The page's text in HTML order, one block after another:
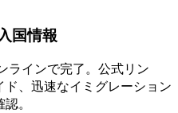
国情報
ラインで完了。公式リン
、迅速なイミグレーション
。